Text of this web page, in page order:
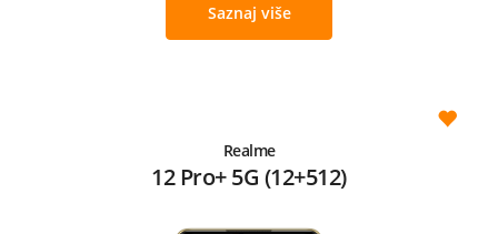
Saznaj više
Realme
12 Pro+ 5G (12+512)